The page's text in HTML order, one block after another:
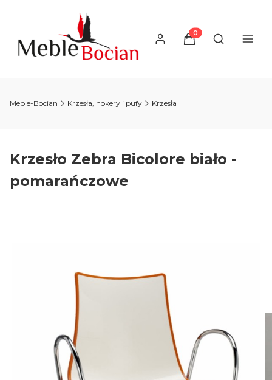
Produkty w
Otwórz
Meble-Bocian Krzesła, hokery i pufy Krzesła
Krzesło Zebra Bicolore biało -
pomarańczowe